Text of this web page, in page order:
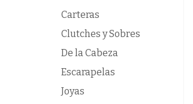
Carteras
Clutches y Sobres
De la Cabeza
Escarapelas
Joyas